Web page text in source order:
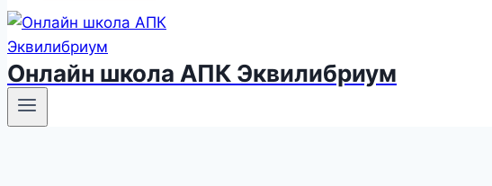
Онлайн школа АПК Эквилибриум